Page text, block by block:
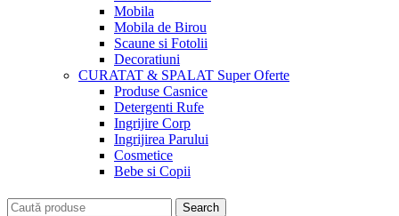
Mobila
Mobila de Birou
Scaune si Fotolii
Decoratiuni
CURATAT & SPALAT Super Oferte
Produse Casnice
Detergenti Rufe
Ingrijire Corp
Ingrijirea Parului
Cosmetice
Bebe si Copii
Search